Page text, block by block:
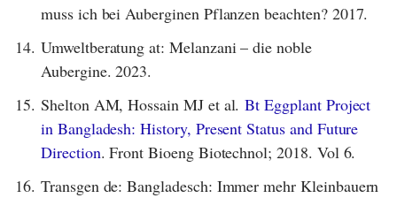
muss ich bei Auberginen Pflanzen beachten? 2017.
14. Umweltberatung at: Melanzani – die noble
Aubergine. 2023.
15. Shelton AM, Hossain MJ et al.Bt Eggplant Project
in Bangladesh: History, Present Status and Future
Direction. Front Bioeng Biotechnol; 2018. Vol 6.
16. Transgen de: Bangladesch: Immer mehr Kleinbauern